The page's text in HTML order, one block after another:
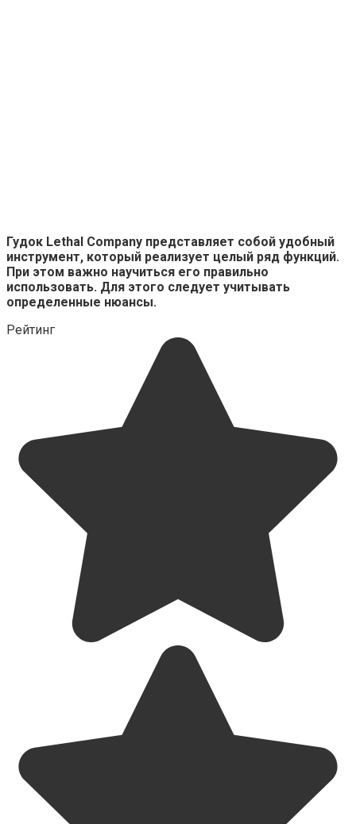
Гудок Lethal Company представляет собой удобный
инструмент, который реализует целый ряд функций.
При этом важно научиться его правильно
использовать. Для этого следует учитывать
определенные нюансы.
Рейтинг